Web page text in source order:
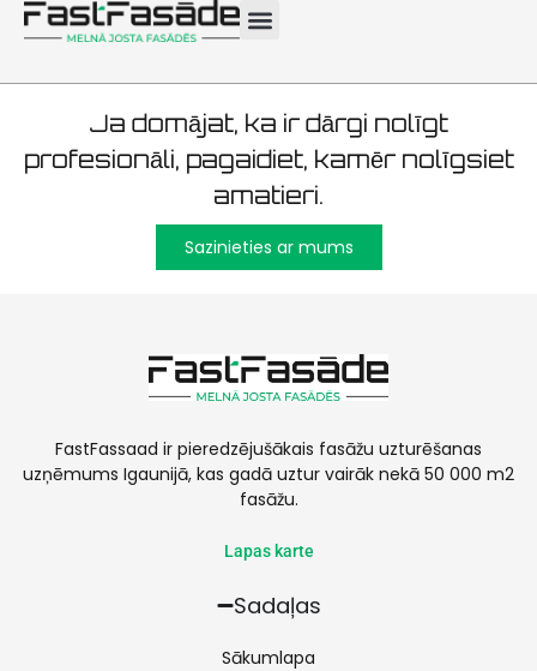
apmetums 6000 m²
Ja domājat, ka ir dārgi nolīgt
profesionāli, pagaidiet, kamēr nolīgsiet
amatieri.
Sazinieties ar mums
FastFassaad ir pieredzējušākais fasāžu uzturēšanas
uzņēmums Igaunijā, kas gadā uztur vairāk nekā 50 000 m2
fasāžu.
Lapas karte
Sadaļas
Sākumlapa